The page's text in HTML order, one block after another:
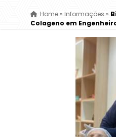
Home» Informações »
Colageno em